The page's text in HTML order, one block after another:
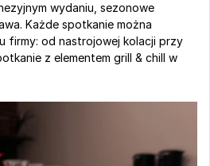
wydaniu, sezonowe
Każde spotkanie można
firmy: od nastrojowej kolacji przy
z elementem grill & chill w